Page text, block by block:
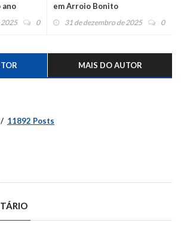
ano
2025 0
em Arroio Bonito
31 de dezembro de 2025 0
MAIS DO AUTOR
11892 Posts